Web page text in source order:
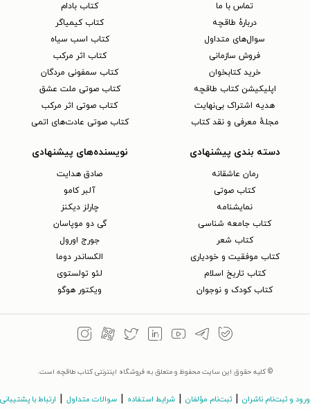
تماس با ما
دربارهٔ طاقچه
سوال‌های متداول
فروش سازمانی
خرید کتابخوان
اپلیکیشن کتاب طاقچه
هدیه اشتراک بی‌نهایت
مجلهٔ معرفی و نقد کتاب
کتاب بادام
کتاب کیمیاگر
کتاب اسب سیاه
کتاب اثر مرکب
کتاب سمفونی مردگان
کتاب صوتی ملت عشق
کتاب صوتی اثر مرکب
کتاب صوتی عادت‌های اتمی
دسته بندی پیشنهادی
رمان عاشقانه
کتاب‌ صوتی
نمایشنامه
کتاب جامعه شناسی
کتاب شعر
کتاب موفقیت و خودیاری
کتاب تاریخ اسلام
کتاب کودک و نوجوان
نویسنده‌های پیشنهادی
صادق هدایت
آلبر کامو
چارلز دیکنز
گی دو موپاسان
جورج اورول
الکساندر دوما
لئو تولستوی
ویکتور هوگو
© کلیه حقوق این سایت محفوظ و متعلق به فروشگاه اینترنتی کتاب طاقچه است.
ورود و ثبت‌نام ناشران | ثبت‌نام مؤلفان | شرایط استفاده | سوالات متداول | ارتباط با پشتیبانی